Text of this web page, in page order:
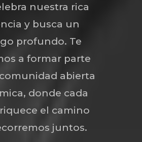
nuestra rica
y busca un
profundo. Te
a formar parte
abierta
donde cada
el camino
juntos.